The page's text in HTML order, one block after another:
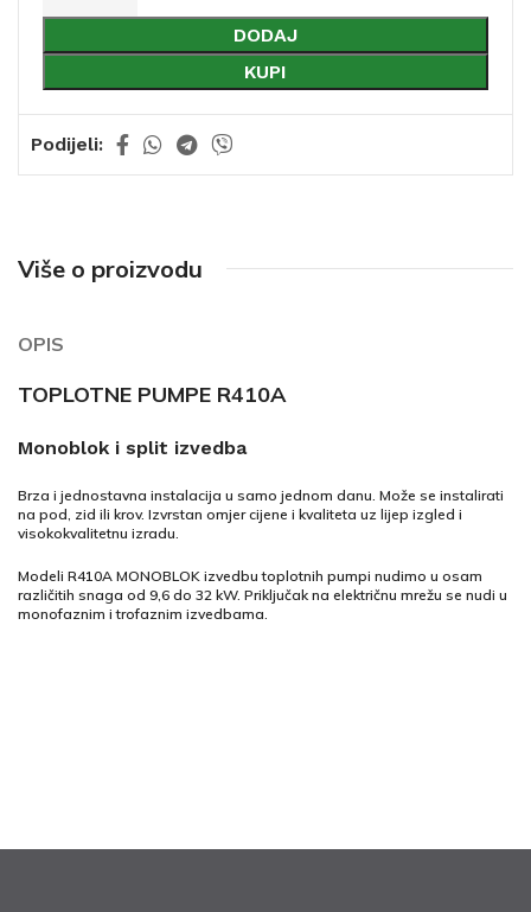
DODAJ
KUPI
Podijeli:
Više o proizvodu
OPIS
TOPLOTNE PUMPE R410A
Monoblok i split izvedba
Brza i jednostavna instalacija u samo jednom danu. Može se instalirati
na pod, zid ili krov. Izvrstan omjer cijene i kvaliteta uz lijep izgled i
visokokvalitetnu izradu.
Modeli R410A MONOBLOK izvedbu toplotnih pumpi nudimo u osam
različitih snaga od 9,6 do 32 kW. Priključak na električnu mrežu se nudi u
monofaznim i trofaznim izvedbama.